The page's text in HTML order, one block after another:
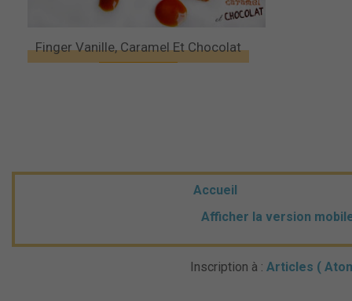
Finger Vanille, Caramel Et Chocolat
Accueil
Afficher la version
Inscription à :Articles (